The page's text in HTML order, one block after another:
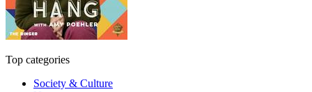
Top categories
Society & Culture